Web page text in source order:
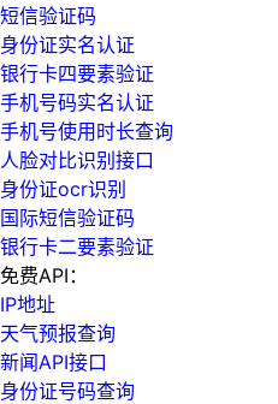
短信验证码
身份证实名认证
银行卡四要素验证
手机号码实名认证
手机号使用时长查询
人脸对比识别接口
身份证ocr识别
国际短信验证码
银行卡二要素验证
免费API：
IP地址
天气预报查询
新闻API接口
身份证号码查询